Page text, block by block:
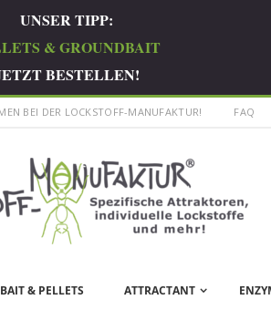
UNSER TIPP:
& GROUNDBAIT
BESTELLEN!
FAQ
BEI DER LOCKSTOFF-MANUFAKTUR!
& PELLETS ATTRACTANT